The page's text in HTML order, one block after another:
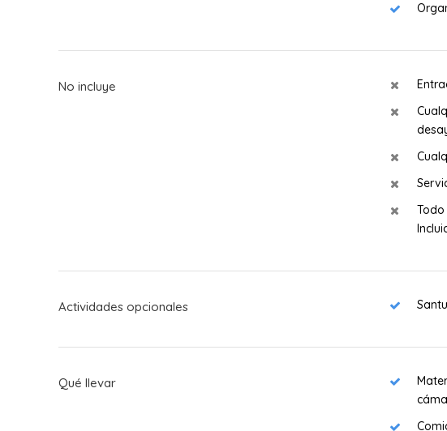
No incluye
Actividades opcionales
Qué llevar